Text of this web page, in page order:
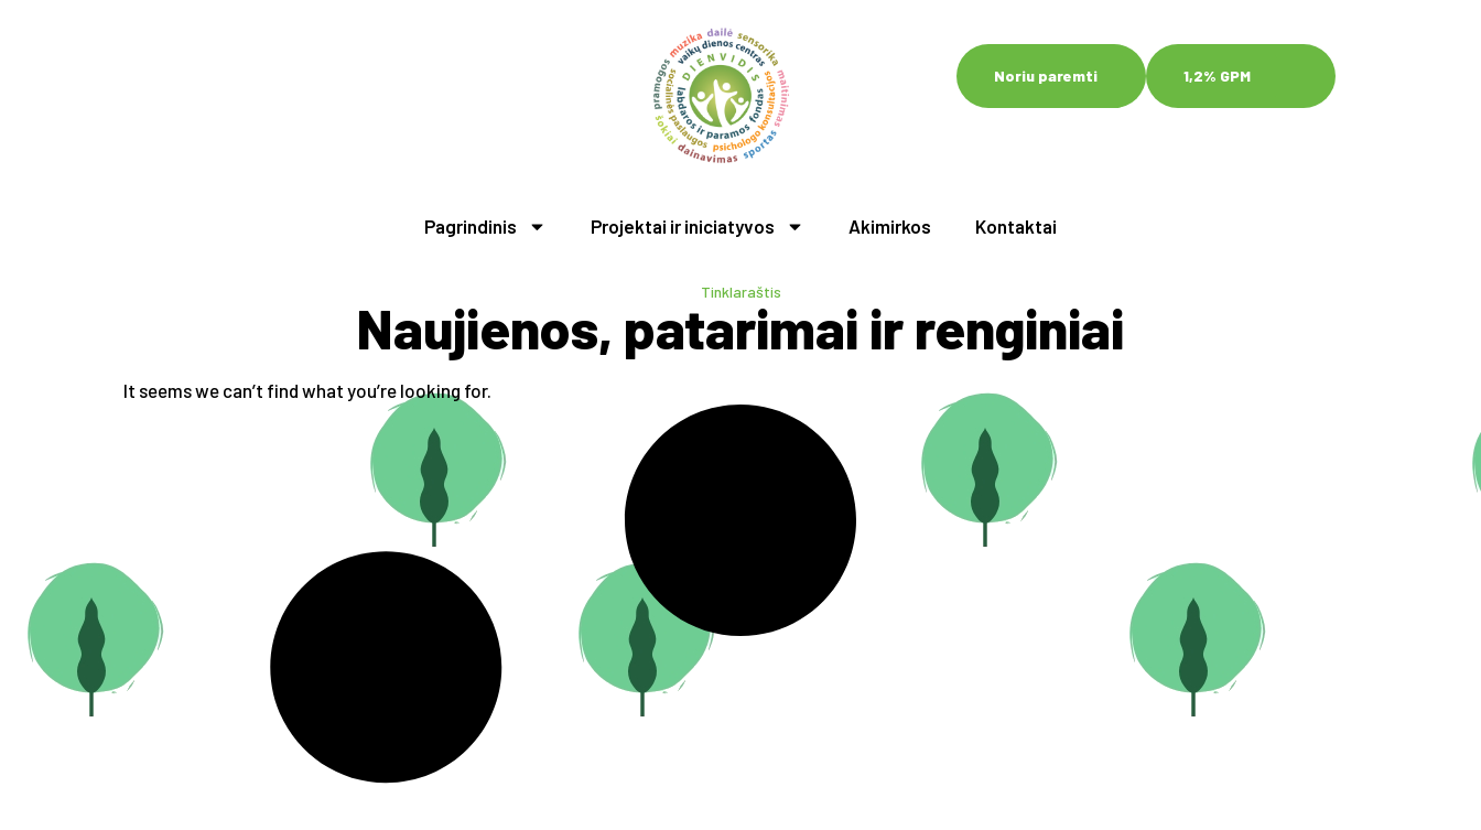
Noriu paremti 1,2% GPM
Pagrindinis Projektai ir iniciatyvos Akimirkos Kontaktai
Tinklaraštis
Naujienos, patarimai ir renginiai
It seems we can’t find what you’re looking for.